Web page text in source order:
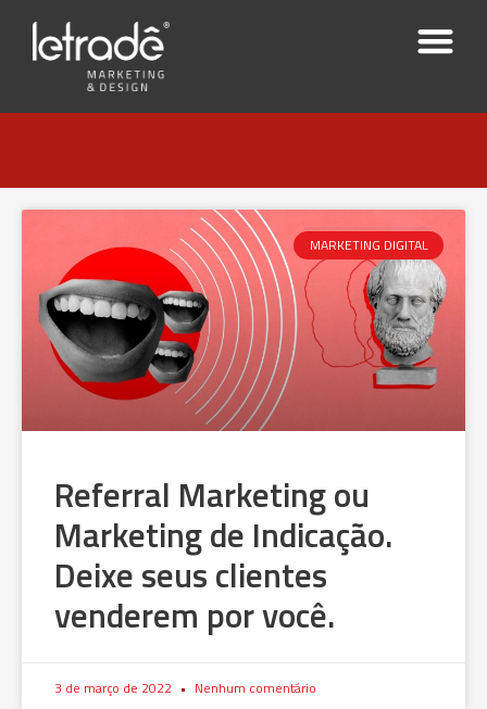
MARKETING DIGITAL
Referral Marketing ou
Marketing de Indicação.
Deixe seus clientes
venderem por você.
3 de março de 2022 Nenhum comentário